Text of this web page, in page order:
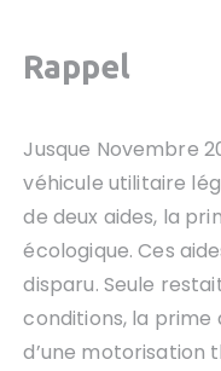
Rappel
Jusque Novembre
véhicule utilitaire
de deux aides, la
écologique. Ces
disparu. Seule
conditions, la
d’une motorisation